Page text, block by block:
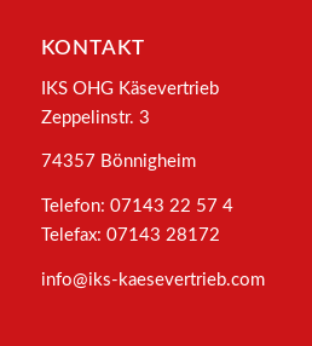
KONTAKT
IKS OHG Käsevertrieb
Zeppelinstr. 3
74357 Bönnigheim
Telefon: 07143 22 57 4
Telefax: 07143 28172
info@iks-kaesevertrieb.com